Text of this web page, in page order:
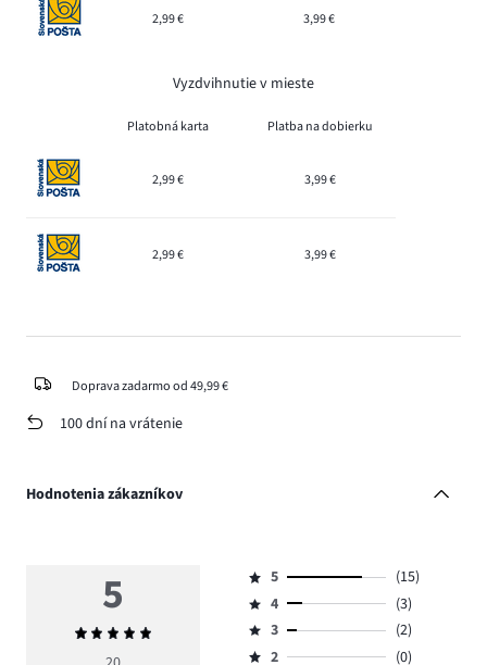
2,99 € 3,99 €
Vyzdvihnutie v mieste
Platobná karta Platba na dobierku
2,99 € 3,99 €
2,99 € 3,99 €
Doprava zadarmo od 49,99 €
100 dní na vrátenie
Hodnotenia zákazníkov
5
Priemerné
hodnotenie
Hodnotenie
5,
počet
hlasov
5
(15)
Hodnotenie
4,
počet
4
(3)
Hodnotenie
3
(2)
2 (0)